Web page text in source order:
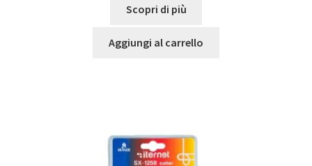
Scopri di più
Aggiungi al carrello